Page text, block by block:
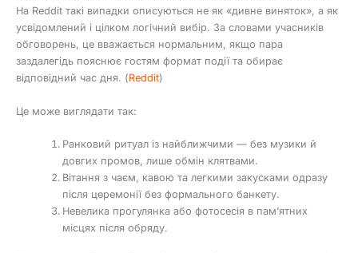
На Reddit такі випадки описуються не як «дивне виняток», а як
усвідомлений і цілком логічний вибір. За словами учасників
обговорень, це вважається нормальним, якщо пара
заздалегідь пояснює гостям формат події та обирає
відповідний час дня. (Reddit)
Це може виглядати так:
Ранковий ритуал із найближчими — без музики й
довгих промов, лише обмін клятвами.
Вітання з чаєм, кавою та легкими закусками одразу
після церемонії без формального банкету.
Невелика прогулянка або фотосесія в пам’ятних
місцях після обряду.